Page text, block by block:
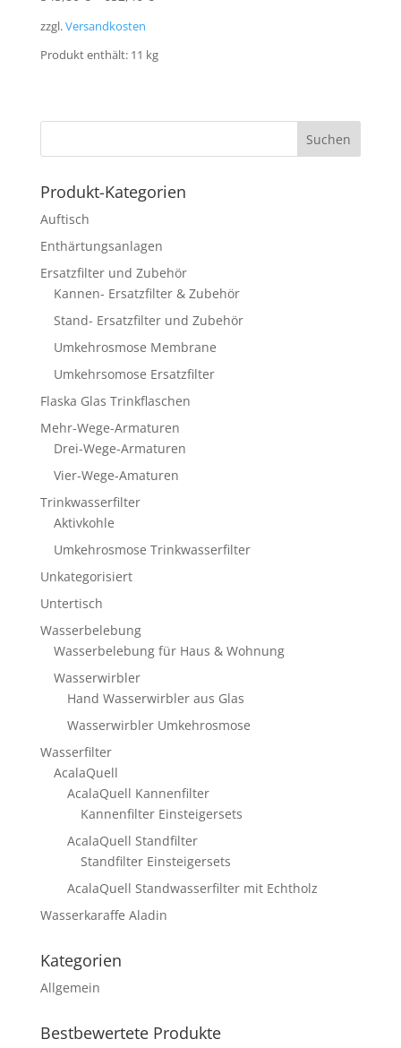
zzgl.Versandkosten
Produkt enthält: 11 kg
Produkt-Kategorien
Auftisch
Enthärtungsanlagen
Ersatzfilter und Zubehör
Kannen- Ersatzfilter & Zubehör
Stand- Ersatzfilter und Zubehör
Umkehrosmose Membrane
Umkehrsomose Ersatzfilter
Flaska Glas Trinkflaschen
Mehr-Wege-Armaturen
Drei-Wege-Armaturen
Vier-Wege-Amaturen
Trinkwasserfilter
Aktivkohle
Umkehrosmose Trinkwasserfilter
Unkategorisiert
Untertisch
Wasserbelebung
Wasserbelebung für Haus & Wohnung
Wasserwirbler
Hand Wasserwirbler aus Glas
Wasserwirbler Umkehrosmose
Wasserfilter
AcalaQuell
AcalaQuell Kannenfilter
Kannenfilter Einsteigersets
AcalaQuell Standfilter
Standfilter Einsteigersets
AcalaQuell Standwasserfilter mit Echtholz
Wasserkaraffe Aladin
Kategorien
Allgemein
Bestbewertete Produkte